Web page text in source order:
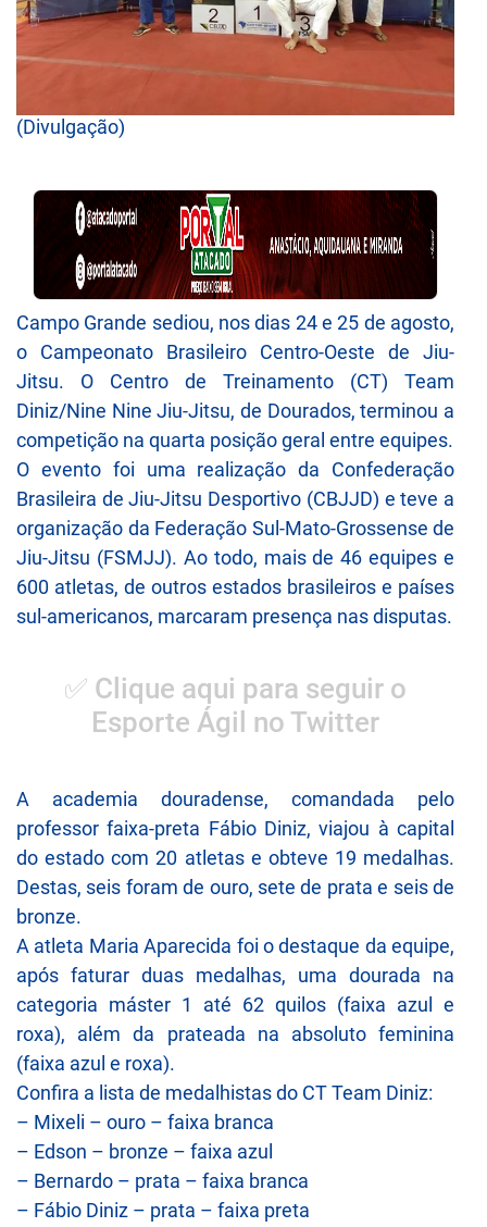
(Divulgação)
Campo Grande sediou, nos dias 24 e 25 de agosto,
o Campeonato Brasileiro Centro-Oeste de Jiu-
Jitsu. O Centro de Treinamento (CT) Team
Diniz/Nine Nine Jiu-Jitsu, de Dourados, terminou a
competição na quarta posição geral entre equipes.
O evento foi uma realização da Confederação
Brasileira de Jiu-Jitsu Desportivo (CBJJD) e teve a
organização da Federação Sul-Mato-Grossense de
Jiu-Jitsu (FSMJJ). Ao todo, mais de 46 equipes e
600 atletas, de outros estados brasileiros e países
sul-americanos, marcaram presença nas disputas.
✅ Clique aqui para seguir o
Esporte Ágil no Twitter
A academia douradense, comandada pelo
professor faixa-preta Fábio Diniz, viajou à capital
do estado com 20 atletas e obteve 19 medalhas.
Destas, seis foram de ouro, sete de prata e seis de
bronze.
A atleta Maria Aparecida foi o destaque da equipe,
após faturar duas medalhas, uma dourada na
categoria máster 1 até 62 quilos (faixa azul e
roxa), além da prateada na absoluto feminina
(faixa azul e roxa).
Confira a lista de medalhistas do CT Team Diniz:
– Mixeli – ouro – faixa branca
– Edson – bronze – faixa azul
– Bernardo – prata – faixa branca
– Fábio Diniz – prata – faixa preta